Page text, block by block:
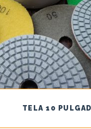
TELA 10